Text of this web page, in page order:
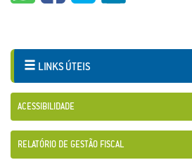
LINKS ÚTEIS
ACESSIBILIDADE
RELATÓRIO DE GESTÃO FISCAL